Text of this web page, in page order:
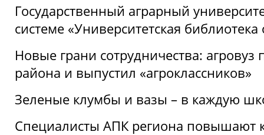
Государственный аграрный
системе «Университетская
Новые грани сотрудничества:
района и выпустил «агроклассников»
Зеленые клумбы и вазы – в каждую
Специалисты АПК региона повышают